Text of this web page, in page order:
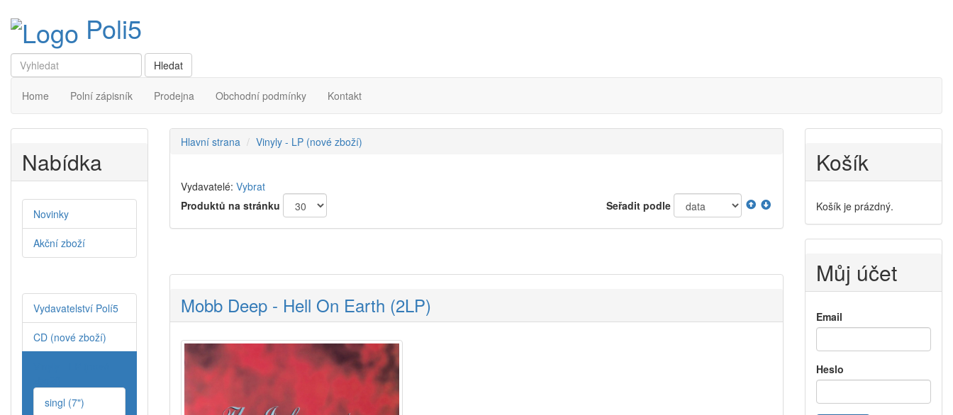
Poli5
Home Polní zápisník Prodejna Obchodní podmínky Kontakt
Hlavní strana Vinyly - LP (nové zboží)
Vydavatelé: Vybrat
Produktů na stránku
Seřadit podle
Mobb Deep - Hell On Earth (2LP)
Nabídka
Novinky
Akční zboží
Vydavatelství Polí5
CD (nové zboží)
singl (7")
Košík
Košík je prázdný.
Můj účet
Email
Heslo